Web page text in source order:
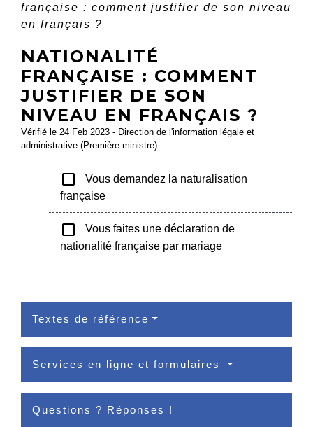
française : comment justifier de son niveau
en français ?
NATIONALITÉ
FRANÇAISE : COMMENT
JUSTIFIER DE SON
NIVEAU EN FRANÇAIS ?
Vérifié le 24 Feb 2023 - Direction de l'information légale et
administrative (Première ministre)
check_box_outline_blank
Vous demandez la naturalisation
française
check_box_outline_blank
Vous faites une déclaration de
nationalité française par mariage
Textes de référence
Services en ligne et formulaires
Questions ? Réponses !